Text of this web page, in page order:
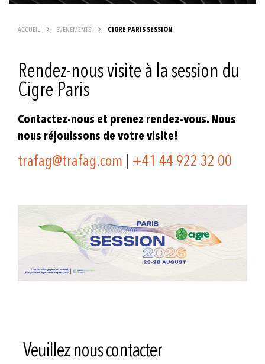
ACCUEIL EVÈNEMENTS CIGRE PARIS SESSION
Rendez-nous visite à la session du
Cigre Paris
Contactez-nous et prenez rendez-vous. Nous
nous réjouissons de votre visite!
trafag@trafag.com | +41 44 922 32 00
Veuillez nous contacter